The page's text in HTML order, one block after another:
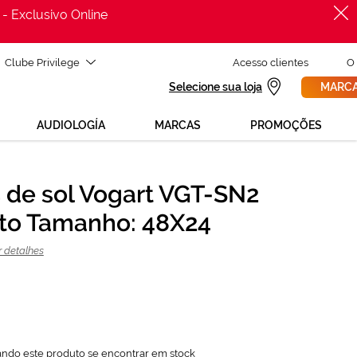
Exclusivo Online
Clube Privilege Acesso clientes O
Selecione sua loja
AUDIOLOGÍA MARCAS PROMOÇÕES
59,00 €
€
sol Vogart VGT-SN2
Tamanho: 48X24
detalhes
este produto se encontrar em stock